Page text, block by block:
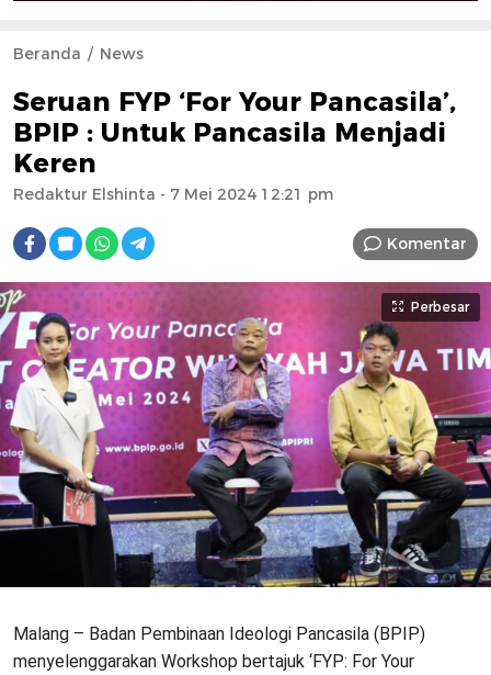
Beranda News
Seruan FYP ‘For Your Pancasila’,
BPIP : Untuk Pancasila Menjadi
Keren
Redaktur Elshinta - 7 Mei 2024 12:21 pm
Komentar
Perbesar
Malang – Badan Pembinaan Ideologi Pancasila (BPIP)
menyelenggarakan Workshop bertajuk ‘FYP: For Your